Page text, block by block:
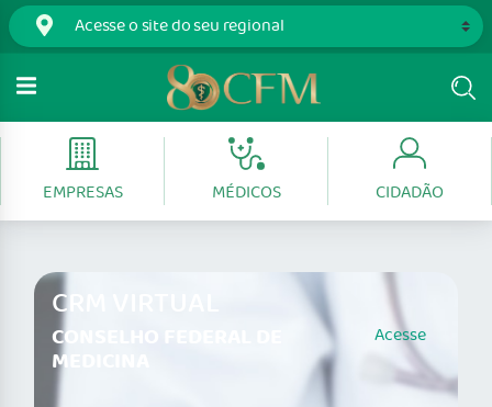
EMPRESAS MÉDICOS CIDADÃO
CRM VIRTUAL
CONSELHO FEDERAL DE
MEDICINA
Acesse